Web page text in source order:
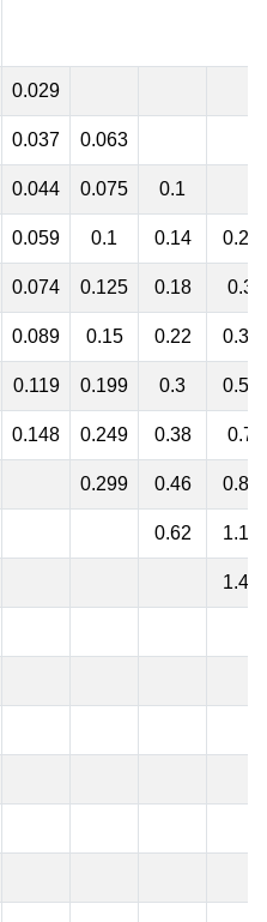
0.029
0.037 0.063
0.044 0.075 0.1
0.059 0.1 0.14 0.22
0.074 0.125 0.18 0.3
0.089 0.15 0.22 0.38
0.119 0.199 0.3 0.54
0.148 0.249 0.38 0.7
0.299 0.46 0.86
0.62 1.18
1.49